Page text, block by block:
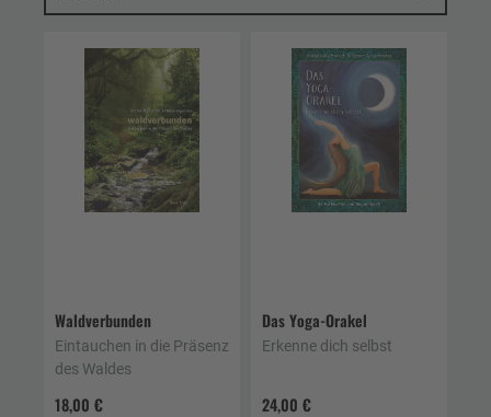
Waldverbunden
18,00 €
Eintauchen in die Präsenz
des Waldes
Das Yoga-Orakel
24,00 €
Erkenne dich selbst